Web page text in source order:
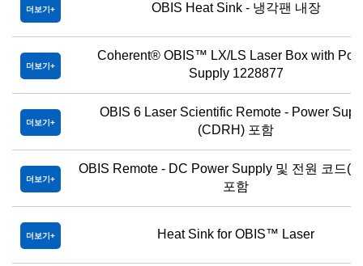
더보기 OBIS Heat Sink - 냉각팬 내장
더보기
Coherent® OBIS™ LX/LS Laser Box with
Supply 1228877
더보기
OBIS 6 Laser Scientific Remote - Power
(CDRH) 포함
더보기
OBIS Remote - DC Power Supply 및 전원 코드
포함
더보기 Heat Sink for OBIS™ Laser